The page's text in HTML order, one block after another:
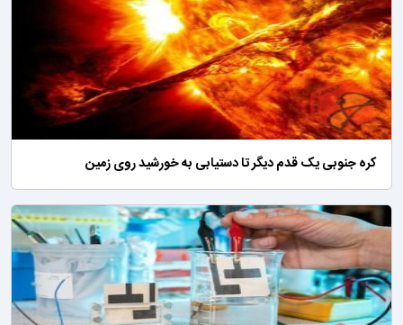
کره جنوبی یک قدم دیگر تا دستیابی به خورشید روی زمین